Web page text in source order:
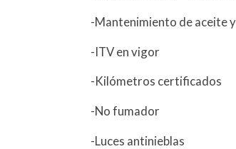
-Mantenimiento de aceite
-ITV en vigor
-Kilómetros certificados
-No fumador
-Luces antinieblas